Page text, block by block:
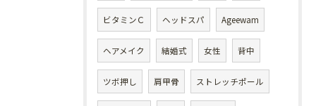
ビタミンＣ ヘッドスパ Ageewam
ヘアメイク 結婚式 女性 背中
ツボ押し 肩甲骨 ストレッチポール